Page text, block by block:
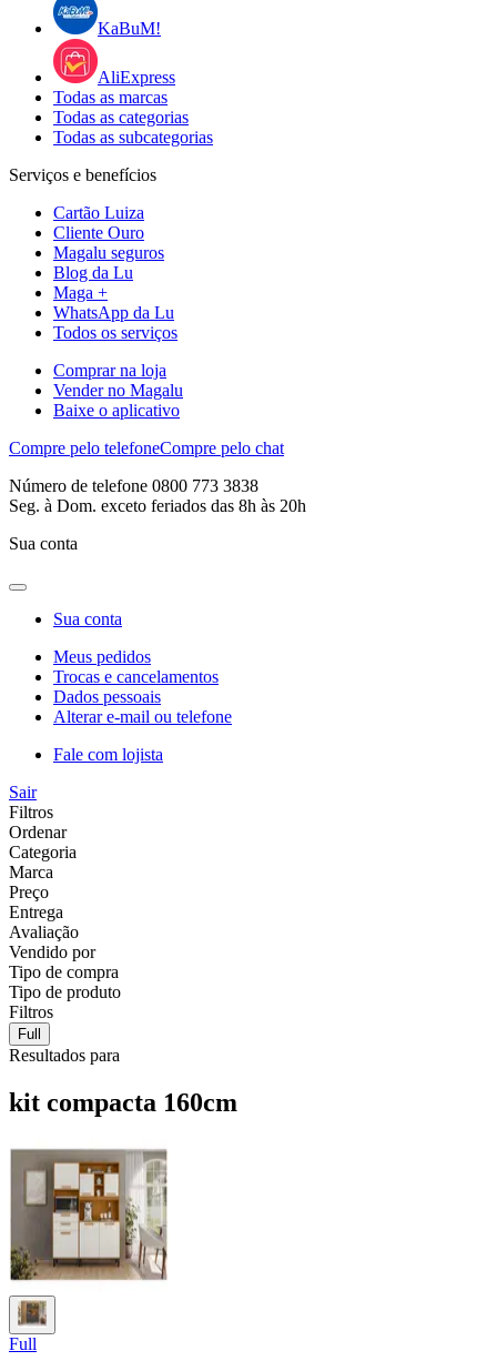
KaBuM!
AliExpress
Todas as marcas
Todas as categorias
Todas as subcategorias
Serviços e benefícios
Cartão Luiza
Cliente Ouro
Magalu seguros
Blog da Lu
Maga +
WhatsApp da Lu
Todos os serviços
Comprar na loja
Vender no Magalu
Baixe o aplicativo
Compre pelo telefoneCompre pelo chat
Número de telefone 0800 773 3838
Seg. à Dom. exceto feriados das 8h às 20h
Sua conta
Sua conta
Meus pedidos
Trocas e cancelamentos
Dados pessoais
Alterar e-mail ou telefone
Fale com lojista
Sair
Filtros
Ordenar
Categoria
Marca
Preço
Entrega
Avaliação
Vendido por
Tipo de compra
Tipo de produto
Filtros
Full
Resultados para
kit compacta 160cm
Full